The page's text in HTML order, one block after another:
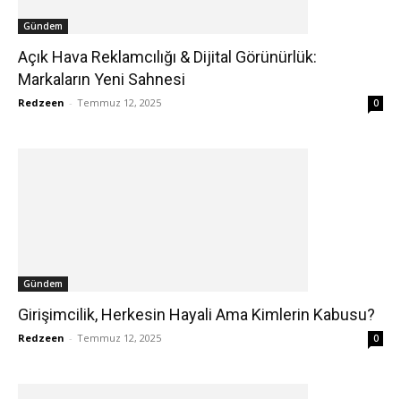
Gündem
Açık Hava Reklamcılığı & Dijital Görünürlük:
Markaların Yeni Sahnesi
Redzeen - Temmuz 12, 2025 0
Gündem
Girişimcilik, Herkesin Hayali Ama Kimlerin Kabusu?
Redzeen - Temmuz 12, 2025 0